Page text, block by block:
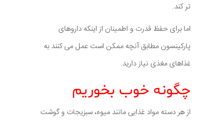
تر کند.
اما برای حفظ قدرت و اطمینان از اینکه داروهای
پارکینسون مطابق آنچه ممکن است عمل می کنند به
غذاهای مغذی نیاز دارید.
چگونه خوب بخوریم
از هر دسته مواد غذایی مانند میوه، سبزیجات و گوشت